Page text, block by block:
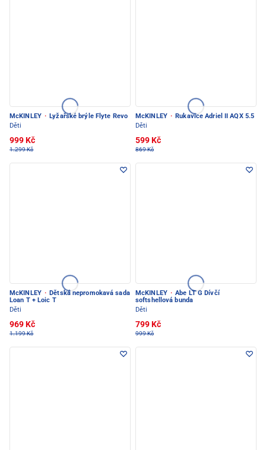
McKINLEY · Lyžařské brýle Flyte Revo
Děti
999 Kč
1.299 Kč
McKINLEY · Rukavice Adriel II AQX 5.5
Děti
599 Kč
869 Kč
McKINLEY · Dětská nepromokavá sada
Loan T + Loic T
Děti
969 Kč
1.199 Kč
McKINLEY · Abe LT G Dívčí
softshellová bunda
Děti
799 Kč
999 Kč